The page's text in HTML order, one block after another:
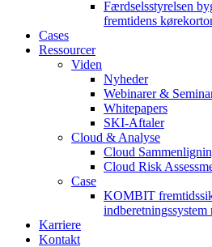
Færdselsstyrelsen
fremtidens
Cases
Ressourcer
Viden
Nyheder
Webinarer &
Whitepapers
SKI-Aftaler
Cloud & Analyse
Cloud
Cloud Risk
Case
KOMBIT
Karriere
Kontakt